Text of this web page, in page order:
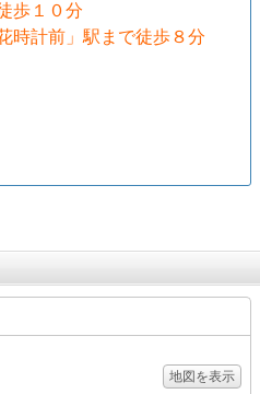
歩１０分
時計前」駅まで徒歩８分
地図を表示